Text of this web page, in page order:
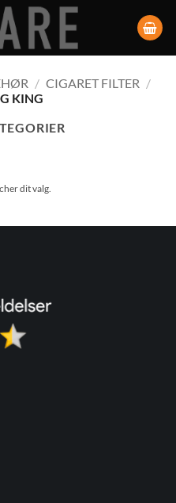
/ CIGARET FILTER /
KING
dit valg.